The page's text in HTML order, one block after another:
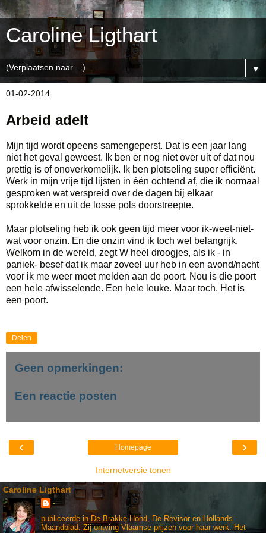
Caroline Ligthart
▼
01-02-2014
Arbeid adelt
Mijn tijd wordt opeens samengeperst. Dat is een jaar lang
niet het geval geweest. Ik ben er nog niet over uit of dat nou
prettig is of onoverkomelijk. Ik ben plotseling super efficiënt.
Werk in mijn vrije tijd lijsten in één ochtend af, die ik normaal
gesproken wat verspreid over de dagen bij elkaar
sprokkelde en uit de losse pols doorstreepte.
Maar plotseling heb ik ook geen tijd meer voor ik-weet-niet-
wat voor onzin. En die onzin vind ik toch wel belangrijk.
Welkom in de wereld, zegt W heel droogjes, als ik - in
paniek- besef dat ik maar zoveel uur heb in een avond/nacht
voor ik me weer moet melden aan de poort. Nou is die poort
een hele afwisselende. Een hele leuke. Maar toch. Het is
een poort.
Delen
Geen opmerkingen:
Een reactie posten
‹ ›
Homepage
Internetversie tonen
Caroline Ligthart
-
publiceerde in De Brakke Hond, De Revisor en Hollands
Maandblad. Zij ontving Vlaamse prijzen voor haar werk: Het